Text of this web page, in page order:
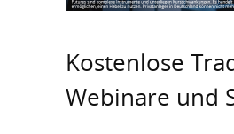
Kostenlose
Webinare und